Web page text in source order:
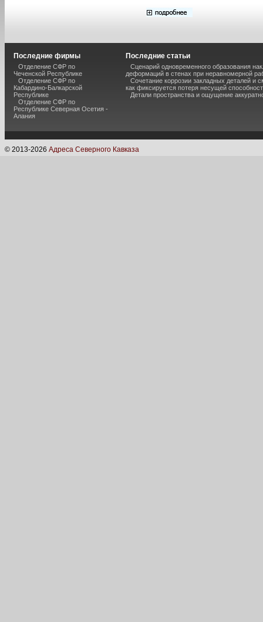
Последние фирмы
Отделение СФР по
Чеченской Республике
Отделение СФР по
Кабардино-Балкарской
Республике
Отделение СФР по
Республике Северная Осетия -
Алания
Последние статьи
Сценарий одновременного образования
деформаций в стенах при неравномерной
Сочетание коррозии закладных деталей и
как фиксируется потеря несущей
Детали пространства и ощущение
© 2013-2026 Адреса Северного Кавказа